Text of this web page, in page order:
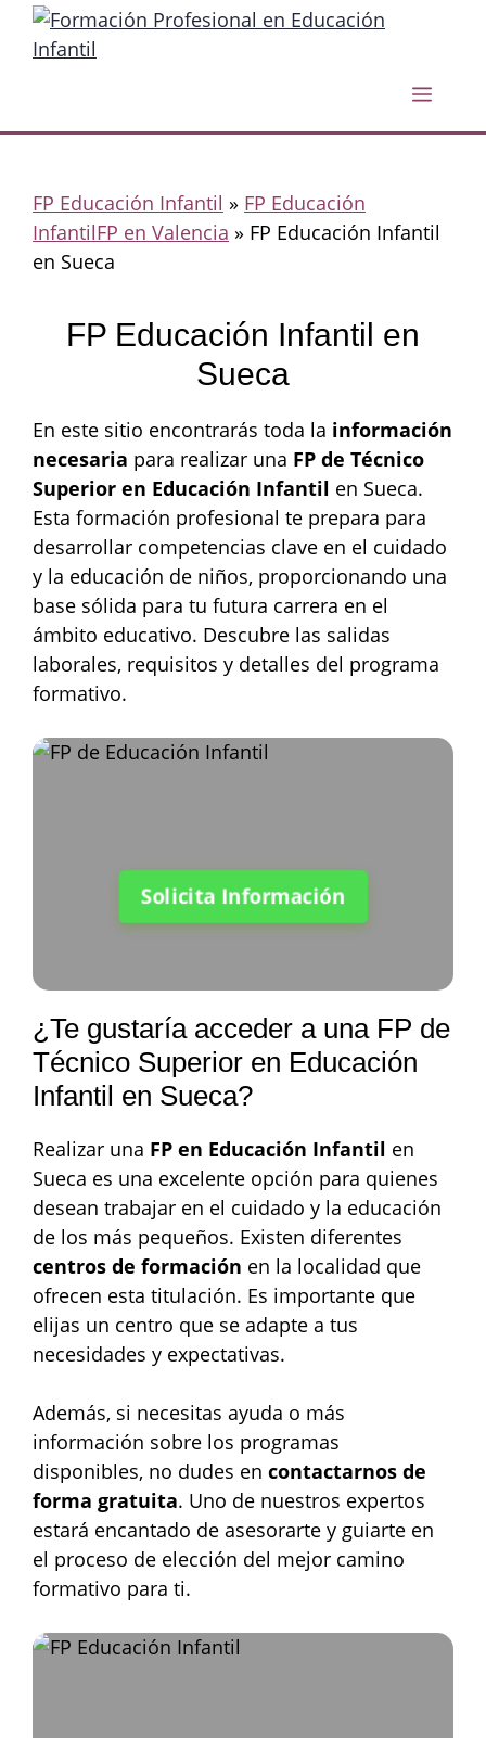
Saltar
Menú
FP Educación Infantil » FP Educación
InfantilFP en Valencia » FP Educación Infantil
en Sueca
FP Educación Infantil en
Sueca
En este sitio encontrarás toda la información
necesaria para realizar una FP de Técnico
Superior en Educación Infantil en Sueca.
Esta formación profesional te prepara para
desarrollar competencias clave en el cuidado
y la educación de niños, proporcionando una
base sólida para tu futura carrera en el
ámbito educativo. Descubre las salidas
laborales, requisitos y detalles del programa
formativo.
Solicita Información
¿Te gustaría acceder a una FP de
Técnico Superior en Educación
Infantil en Sueca?
Realizar una FP en Educación Infantil en
Sueca es una excelente opción para quienes
desean trabajar en el cuidado y la educación
de los más pequeños. Existen diferentes
centros de formación en la localidad que
ofrecen esta titulación. Es importante que
elijas un centro que se adapte a tus
necesidades y expectativas.
Además, si necesitas ayuda o más
información sobre los programas
disponibles, no dudes en contactarnos de
forma gratuita. Uno de nuestros expertos
estará encantado de asesorarte y guiarte en
el proceso de elección del mejor camino
formativo para ti.